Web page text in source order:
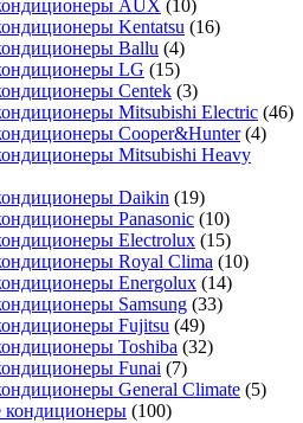
AUX (10)
Kentatsu (16)
Ballu (4)
LG (15)
Centek (3)
Mitsubishi Electric (46)
Cooper&Hunter (4)
Mitsubishi Heavy
Daikin (19)
Panasonic (10)
Electrolux (15)
Royal Clima (10)
Energolux (14)
Samsung (33)
Fujitsu (49)
Toshiba (32)
Funai (7)
General Climate (5)
(100)